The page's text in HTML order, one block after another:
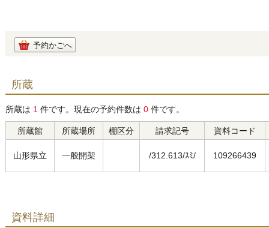
予約かごへ
所蔵
所蔵は 1 件です。現在の予約件数は 0 件です。
所蔵館 所蔵場所 棚区分 請求記号 資料コード
山形県立 一般開架 /312.613/ｽﾐ/ 109266439
資料詳細